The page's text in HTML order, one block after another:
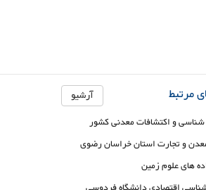
مرتبط آرشیو
و اکتشافات معدنی کشور
و تجارت استان خراسان رضوی
های علوم زمین